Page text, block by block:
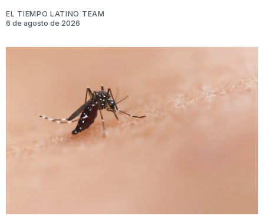
EL TIEMPO LATINO TEAM
6 de agosto de 2026